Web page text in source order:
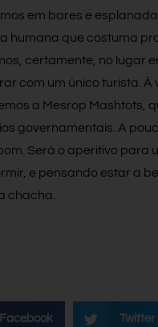
em bares e
humana que costuma
certamente, no lugar
com um único turista. À
a Mesrop Mashtots,
governamentais. A
Será o aperitivo para
e pensando estar a
chacha.
Facebook Twitter